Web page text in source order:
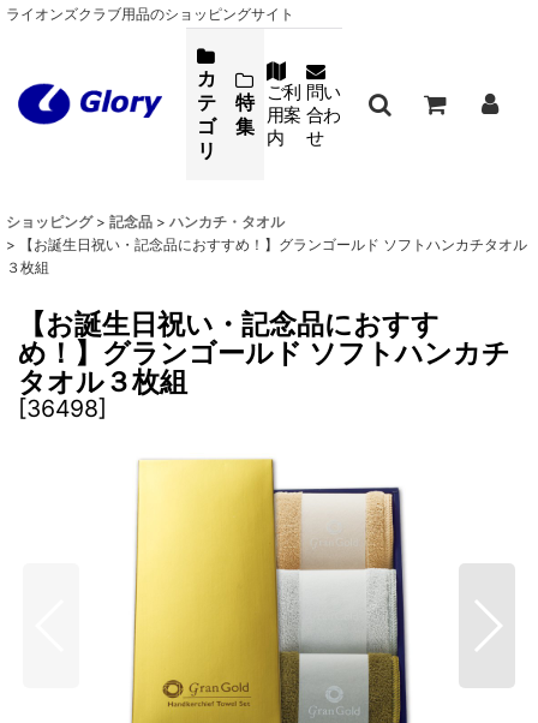
ライオンズクラブ用品のショッピングサイト
カ
テ
ゴ
リ
特
集
ご利
用案
内
問い
合わ
せ
ショッピング > 記念品 > ハンカチ・タオル
>
【お誕生日祝い・記念品におすすめ！】グランゴールド ソフトハンカチタオル
３枚組
【お誕生日祝い・記念品におすす
め！】グランゴールド ソフトハンカチ
タオル３枚組
[36498]